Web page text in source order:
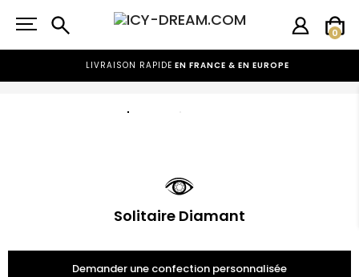
0
PAIEMENT EN 4 FOIS POSSIBLE
Solitaire Diamant
Demander une confection personnalisée